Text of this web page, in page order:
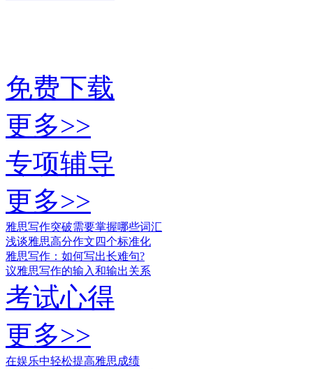
免费下载
更多>>
专项辅导
更多>>
雅思写作突破需要掌握哪些词汇
浅谈雅思高分作文四个标准化
雅思写作：如何写出长难句?
议雅思写作的输入和输出关系
考试心得
更多>>
在娱乐中轻松提高雅思成绩